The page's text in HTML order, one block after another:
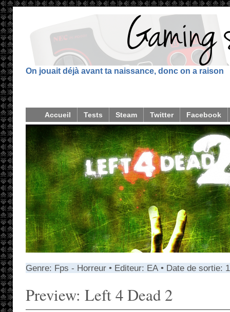
On jouait déjà avant ta naissance, donc on a raison
Accueil Tests Steam Twitter Facebook
Genre: Fps - Horreur • Editeur: EA • Date de sortie:
Preview: Left 4 Dead 2